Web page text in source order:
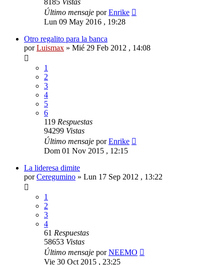
Último mensaje porEnrike
Lun 09 May 2016 , 19:28
Otro regalito para la banca
porLuismax » Mié 29 Feb 2012 , 14:08
1
2
3
4
5
6
119 Respuestas
94299 Vistas
Último mensaje porEnrike
Dom 01 Nov 2015 , 12:15
La lideresa dimite
porCeregumino » Lun 17 Sep 2012 , 13:22
1
2
3
4
61 Respuestas
58653 Vistas
Último mensaje porNEEMO
Vie 30 Oct 2015 , 23:25